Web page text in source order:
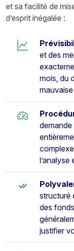
et sa facilité de
d’esprit inégalée :
et des
mois, du
structuré
des
justifier